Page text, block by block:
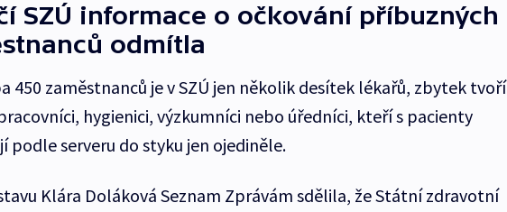
SZÚ informace o očkování příbuzných
odmítla
450 zaměstnanců je v SZÚ jen několik desítek lékařů, zbytek tvoří
hygienici, výzkumníci nebo úředníci, kteří s pacienty
podle serveru do styku jen ojediněle.
Klára Doláková Seznam Zprávám sdělila, že Státní zdravotní